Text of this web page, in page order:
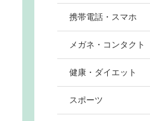
携帯電話・スマホ
メガネ・コンタクト
健康・ダイエット
スポーツ